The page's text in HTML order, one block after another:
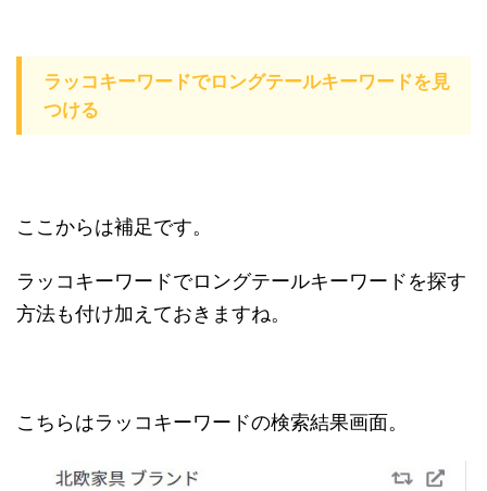
ラッコキーワードでロングテールキーワードを見
つける
ここからは補足です。
ラッコキーワードでロングテールキーワードを探す
方法も付け加えておきますね。
こちらはラッコキーワードの検索結果画面。